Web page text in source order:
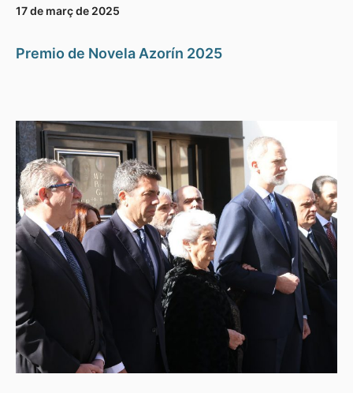
17 de març de 2025
Premio de Novela Azorín 2025